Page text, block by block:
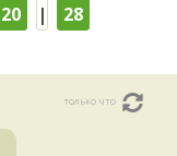
20 | 28
только что